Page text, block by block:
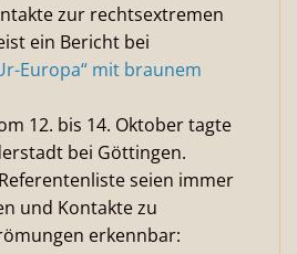
zur rechtsextremen
ein Bericht bei
Europa“ mit braunem
12. bis 14. Oktober tagte
bei Göttingen.
seien immer
und Kontakte zu
erkennbar: